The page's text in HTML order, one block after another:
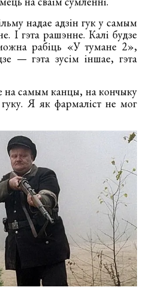
надае адзін гук у самым
І гэта рашэнне. Калі будзе
рабіць «У тумане 2»,
— гэта зусім іншае, гэта
на самым канцы, на кончыку
Я як фармаліст не мог